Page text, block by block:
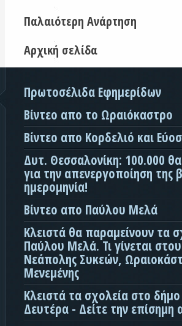
Παλαιότερη Ανάρτηση
Αρχική σελίδα
Πρωτοσέλιδα Εφημερίδων
Βίντεο απο το Ωραιόκαστρο
Βίντεο απο Κορδελιό και
Δυτ. Θεσσαλονίκη: 100.000
για την απενεργοποίηση της
ημερομηνία!
Βίντεο απο Παύλου Μελά
Κλειστά θα παραμείνουν τα
Παύλου Μελά. Τι γίνεται
Νεάπολης Συκεών,
Μενεμένης
Κλειστά τα σχολεία στο
Δευτέρα - Δείτε την επίσημη